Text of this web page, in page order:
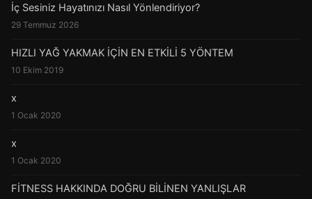
İç Sesiniz Hayatınızı Nasıl Yönlendiriyor?
29 Temmuz 2026
HIZLI YAĞ YAKMAK İÇİN EN ETKİLİ 5 YÖNTEM
10 Ekim 2019
x
1 Ocak 2020
x
1 Ocak 2020
FİTNESS HAKKINDA DOĞRU BİLİNEN YANLIŞLAR